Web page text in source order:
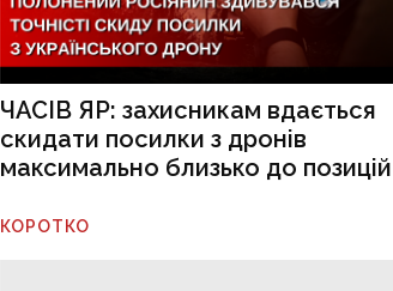
ЧАСІВ ЯР: захисникам вдається
скидати посилки з дронів
максимально близько до позицій
КОРОТКО